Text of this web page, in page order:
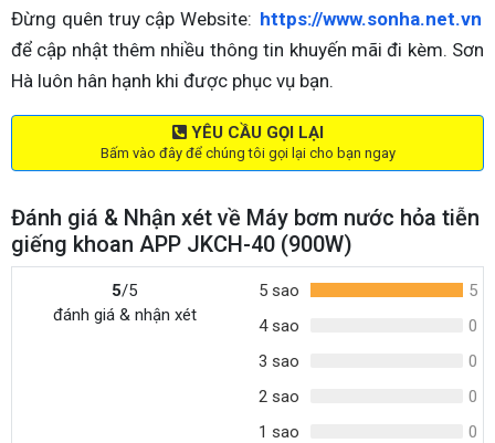
Đừng quên truy cập Website: https://www.sonha.net.vn
để cập nhật thêm nhiều thông tin khuyến mãi đi kèm. Sơn
Hà luôn hân hạnh khi được phục vụ bạn.
YÊU CẦU GỌI LẠI
Bấm vào đây để chúng tôi gọi lại cho bạn ngay
Đánh giá & Nhận xét về Máy bơm nước hỏa tiễn
giếng khoan APP JKCH-40 (900W)
5/5
đánh giá & nhận xét
5 sao
5
4 sao
0
3 sao
0
2 sao
0
1 sao
0